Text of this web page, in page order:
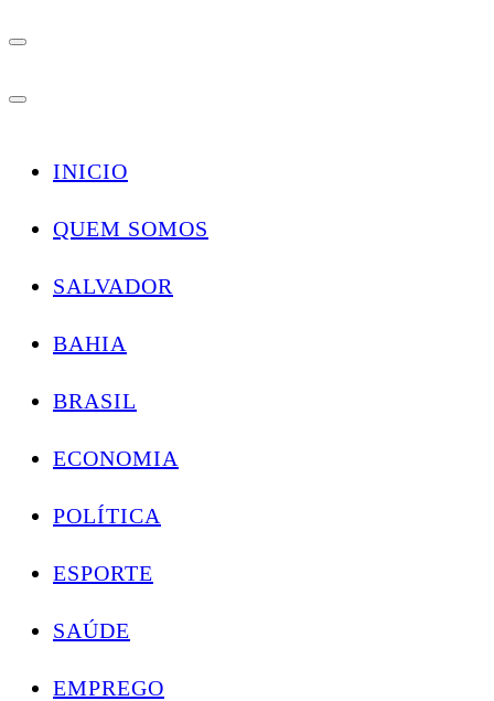
INICIO
QUEM SOMOS
SALVADOR
BAHIA
BRASIL
ECONOMIA
POLÍTICA
ESPORTE
SAÚDE
EMPREGO